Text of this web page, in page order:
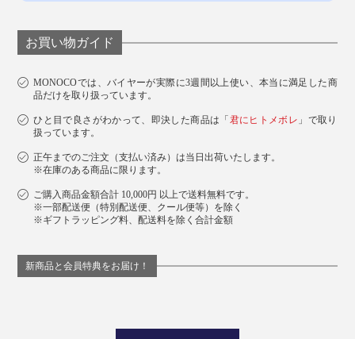
お買い物ガイド
MONOCOでは、バイヤーが実際に3週間以上使い、本当に満足した商
品だけを取り扱っています。
ひと目で良さがわかって、即決した商品は「 君にヒトメボレ 」で取り
扱っています。
正午までのご注文（支払い済み）は当日出荷いたします。
※在庫のある商品に限ります。
ご購入商品金額合計 10,000円 以上で送料無料です。
※一部配送便（特別配送便、クール便等）を除く
※ギフトラッピング料、配送料を除く合計金額
新商品と会員特典をお届け！